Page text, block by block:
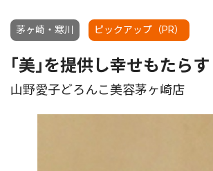
茅ヶ崎・寒川 ピックアップ（PR）
｢美｣を提供し幸せもたらす
山野愛子どろんこ美容茅ヶ崎店